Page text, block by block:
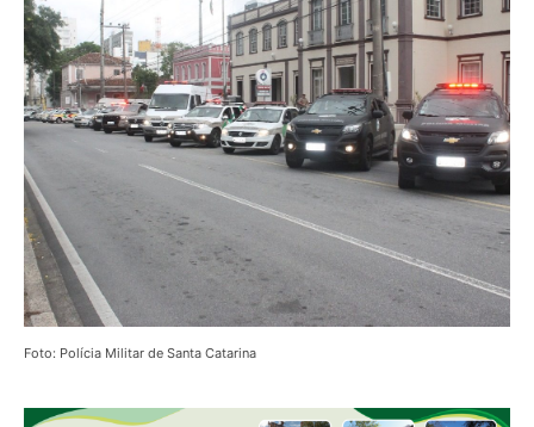
Foto: Polícia Militar de Santa Catarina